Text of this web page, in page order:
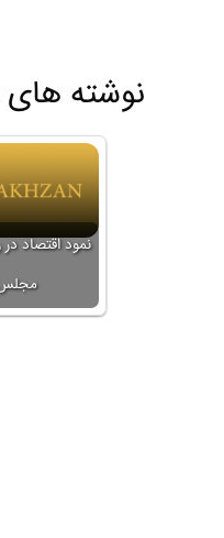
نوشته های
نمود اقتصاد در